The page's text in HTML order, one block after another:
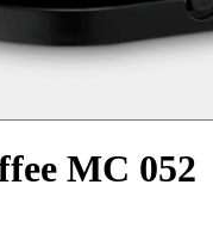
MC 052